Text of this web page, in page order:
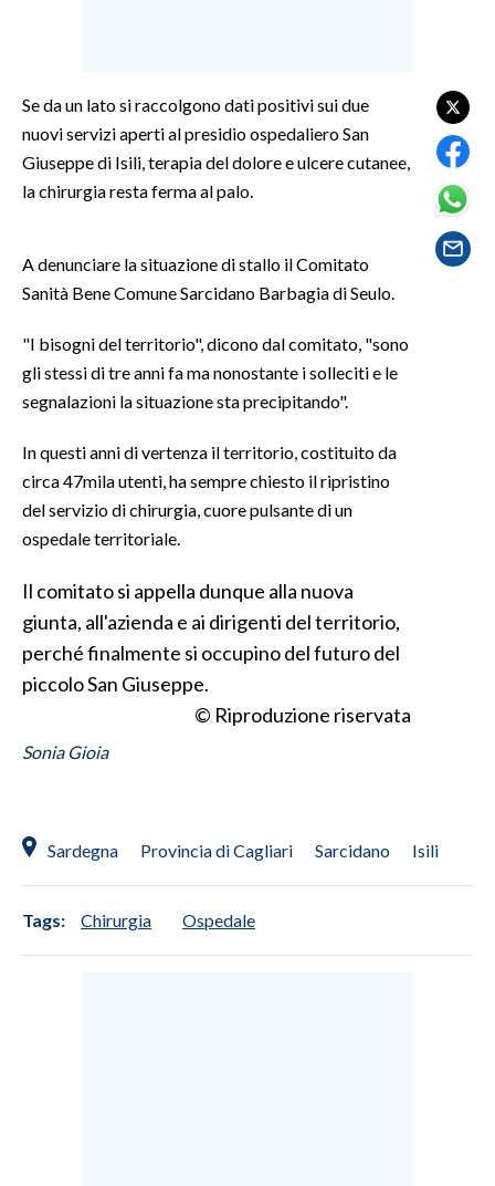
SPETTACOLI
GOSSIP
SARDEGNA TURISMO
SARDI NEL MONDO
NOTIZIE
EVENTI
3 MINUTI CON
INFO AZIENDE
ABBONATI
ANNUNCI
PUBBLICITÀ
Se da un lato si raccolgono dati positivi sui due
nuovi servizi aperti al presidio ospedaliero San
Giuseppe di Isili, terapia del dolore e ulcere cutanee,
la chirurgia resta ferma al palo.
A denunciare la situazione di stallo il Comitato
Sanità Bene Comune Sarcidano Barbagia di Seulo.
"I bisogni del territorio", dicono dal comitato, "sono
gli stessi di tre anni fa ma nonostante i solleciti e le
segnalazioni la situazione sta precipitando".
In questi anni di vertenza il territorio, costituito da
circa 47mila utenti, ha sempre chiesto il ripristino
del servizio di chirurgia, cuore pulsante di un
ospedale territoriale.
Il comitato si appella dunque alla nuova
giunta, all'azienda e ai dirigenti del territorio,
perché finalmente si occupino del futuro del
piccolo San Giuseppe.
© Riproduzione riservata
Sonia Gioia
Sardegna Provincia di Cagliari Sarcidano Isili
Tags: Chirurgia Ospedale